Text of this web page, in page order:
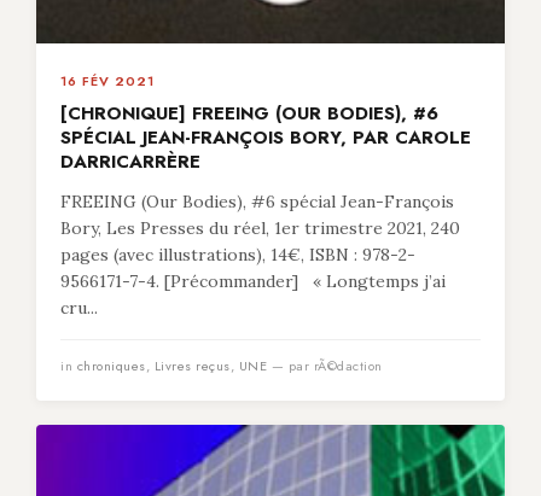
16 FÉV 2021
[CHRONIQUE] FREEING (OUR BODIES), #6
SPÉCIAL JEAN-FRANÇOIS BORY, PAR CAROLE
DARRICARRÈRE
FREEING (Our Bodies), #6 spécial Jean-François
Bory, Les Presses du réel, 1er trimestre 2021, 240
pages (avec illustrations), 14€, ISBN : 978-2-
9566171-7-4. [Précommander] « Longtemps j’ai
cru...
in chroniques, Livres reçus, UNE — par rÃ©daction